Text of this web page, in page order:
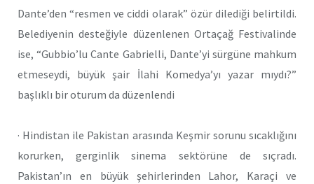
Dante’den “resmen ve ciddi olarak” özür dilediği belirtildi.
Belediyenin desteğiyle düzenlenen Ortaçağ Festivalinde
ise, “Gubbio’lu Cante Gabrielli, Dante’yi sürgüne mahkum
etmeseydi, büyük şair İlahi Komedya’yı yazar mıydı?”
başlıklı bir oturum da düzenlendi
· Hindistan ile Pakistan arasında Keşmir sorunu sıcaklığını
korurken, gerginlik sinema sektörüne de sıçradı.
Pakistan’ın en büyük şehirlerinden Lahor, Karaçi ve